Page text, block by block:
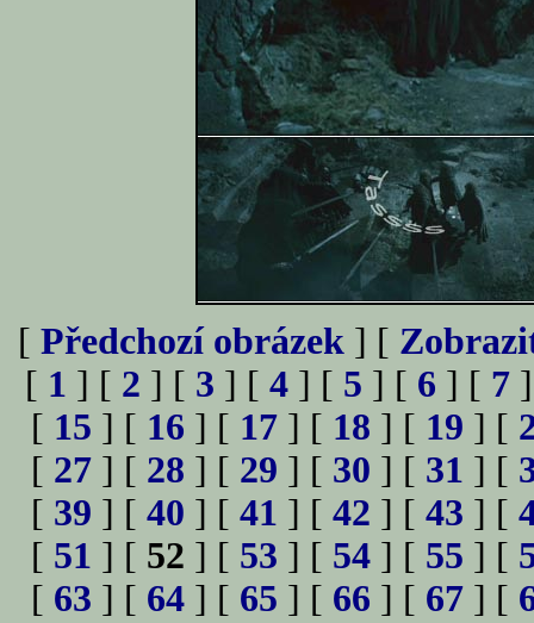
[ Předchozí obrázek ] [
[ 1 ] [ 2 ] [ 3 ] [ 4 ] [ 5 ] [ 6 ] [ 7
[ 15 ] [ 16 ] [ 17 ] [ 18 ] [ 19 ] [
[ 27 ] [ 28 ] [ 29 ] [ 30 ] [ 31 ] [
[ 39 ] [ 40 ] [ 41 ] [ 42 ] [ 43 ] [
[ 51 ] [ 52 ] [ 53 ] [ 54 ] [ 55 ] [
[ 63 ] [ 64 ] [ 65 ] [ 66 ] [ 67 ] [